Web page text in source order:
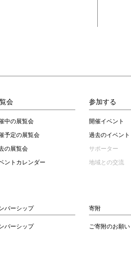
会
中の展覧会
予定の展覧会
の展覧会
ントカレンダー
参加する
開催イベント
過去のイベント
サポーター
地域との交流
バーシップ
バーシップ
寄附
ご寄附のお願い